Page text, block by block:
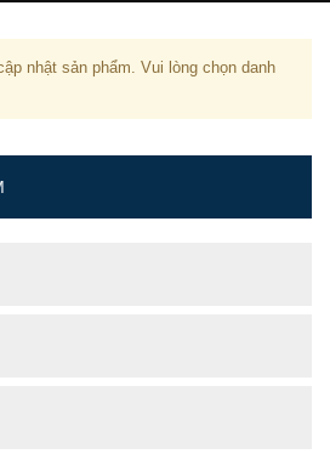
nhật sản phẩm. Vui lòng chọn danh